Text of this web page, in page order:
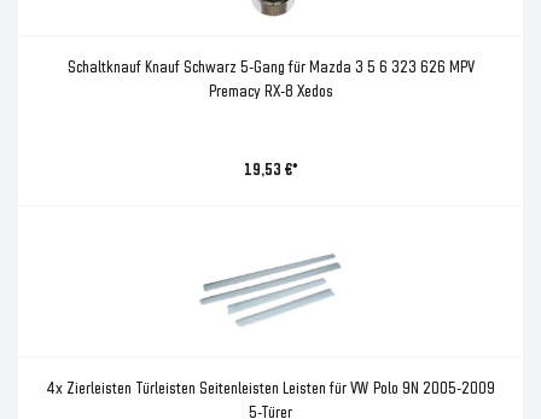
Schaltknauf Knauf Schwarz 5-Gang für Mazda 3 5 6 323 626 MPV
Premacy RX-8 Xedos
19,53 €*
4x Zierleisten Türleisten Seitenleisten Leisten für VW Polo 9N 2005-2009
5-Türer